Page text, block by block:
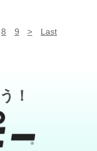
が早く会えるではと
いかな😊 まぁ、苦
ね。 いつも日記見
る。 これからもど
てしまう回を見て
〜😭💖💖
8 9 > Last
！